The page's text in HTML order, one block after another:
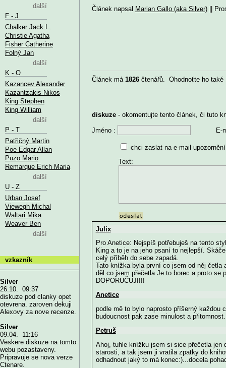
Článek napsal Marian Gallo (aka Silver)||
Článek má 1826čtenářů. Ohodnoťte ho
diskuze- okomentujte tento článek, či tuto
Jméno : E-
chci zaslat na e-mail
Text:
Julix
Pro Anetice: Nejspíš potřebuješ na tento
King a to je na jeho psaní to nejlepší.
celý příběh do sebe zapadá.
Tato knížka byla první co jsem od něj četla
děl co jsem přečetla.Je to borec a proto se
DOPORUČUJI!!!
Anetice
podle mě to bylo naprosto příšerný
budoucnost pak zase minulost a
Petruš
Ahoj, tuhle knížku jsem si sice přečetla jen
starosti, a tak jsem ji vratila zpatky do
odhadnout jaký to má konec:)...docela
další
F - J
Chalker Jack L.
Christie Agatha
Fisher Catherine
Folný Jan
další
K - O
Kazancev Alexander
Kazantzakis Nikos
King Stephen
King William
další
P - T
Patřičný Martin
Poe Edgar Allan
Puzo Mario
Remarque Erich Maria
další
U - Z
Urban Josef
Viewegh Michal
Waltari Mika
Weaver Ben
další
vzkazník
Silver
26.10. 09:37
diskuze pod clanky opet
otevrena. zaroven dekuji
Alexovy za nove recenze.
Silver
09.04. 11:16
Veskere diskuze na tomto
webu pozastaveny.
Pripravuje se nova verze
Ctenare.